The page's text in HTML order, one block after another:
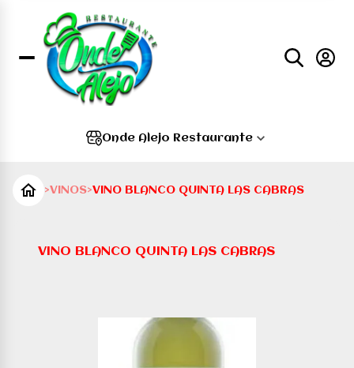
Onde Alejo Restaurante
>VINOS>VINO BLANCO QUINTA LAS CABRAS
VINO BLANCO QUINTA LAS CABRAS